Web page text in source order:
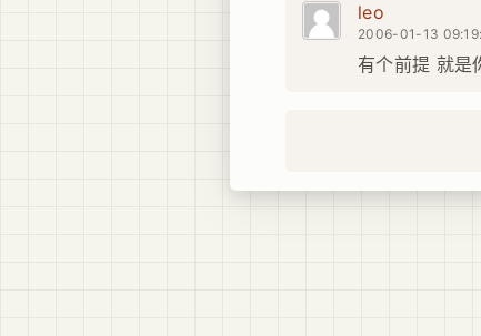
leo
2006-01-13
有个前提 就是